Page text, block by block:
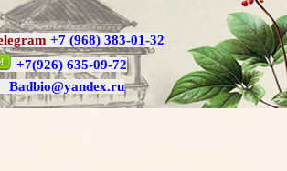
+7 (968) 383-01-32
+7(926) 635-09-72
Badbio@yandex.ru